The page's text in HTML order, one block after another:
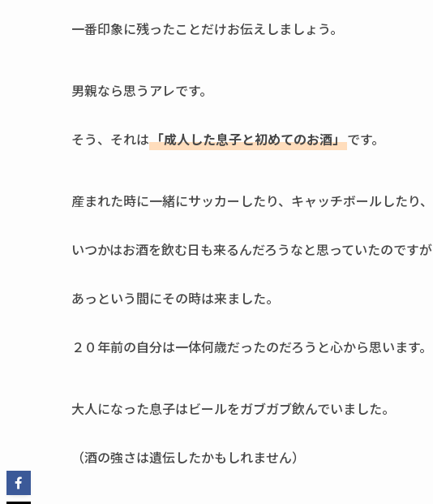
一番印象に残ったことだけお伝えしましょう。
男親なら思うアレです。
そう、それは「成人した息子と初めてのお酒」です。
産まれた時に一緒にサッカーしたり、キャッチボールしたり、
いつかはお酒を飲む日も来るんだろうなと思っていたのですが
あっという間にその時は来ました。
２０年前の自分は一体何歳だったのだろうと心から思います。
大人になった息子はビールをガブガブ飲んでいました。
（酒の強さは遺伝したかもしれません）